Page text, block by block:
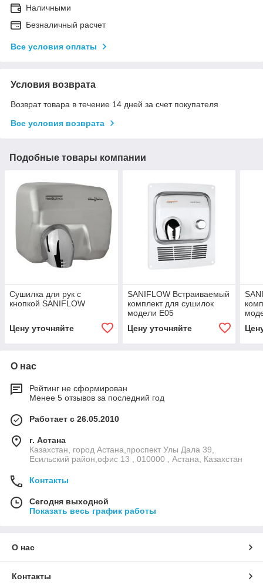
Наличными
Безналичный расчет
Все условия оплаты
Условия возврата
Возврат товара в течение 14 дней за счет покупателя
Все условия возврата
Подобные товары компании
Сушилка для рук с
кнопкой SANIFLOW
Цену уточняйте
SANIFLOW Встраиваемый
комплект для сушилок
модели E05
Цену уточняйте
О нас
Рейтинг не сформирован
Менее 5 отзывов за последний год
Работает с 26.05.2010
г. Астана
Казахстан, город Астана,проспект Улы Дала 39,
Есильский район,офис 13 , 010000 , Астана, Казахстан
Контакты
Сегодня выходной
Показать весь график работы
О нас
Контакты